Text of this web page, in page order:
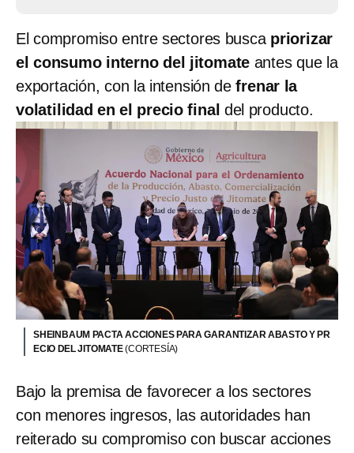
El compromiso entre sectores busca priorizar
el consumo interno del jitomate antes que la
exportación, con la intensión defrenar la
volatilidad en el precio final del producto.
SHEINBAUM PACTA ACCIONES PARA GARANTIZAR ABASTO Y PR
ECIO DEL JITOMATE(CORTESÍA)
Bajo la premisa de favorecer a los sectores
con menores ingresos, las autoridades han
reiterado su compromiso con buscar acciones